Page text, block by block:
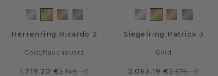
Herrenring Ricardo 2
Gold/Rauchquarz
1.719,20 €2.149,- €
Siegelring Patrick 3
Gold
2.063,19 €2.579,- €